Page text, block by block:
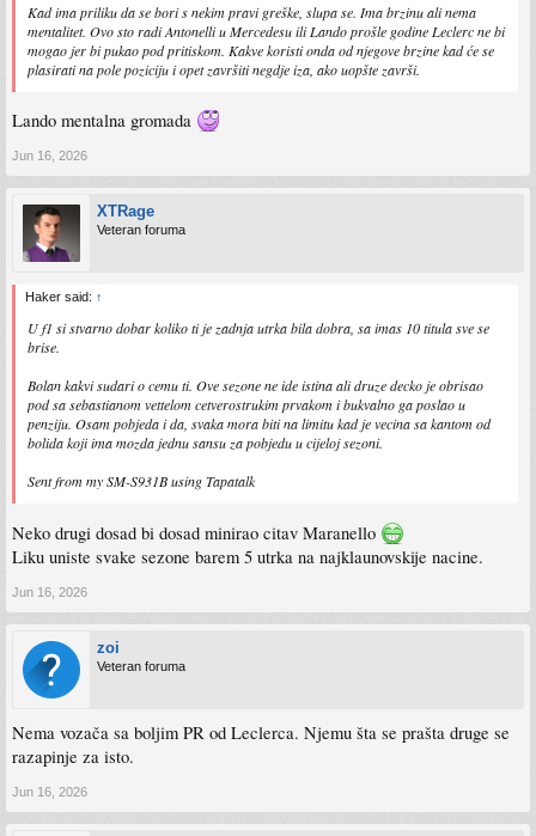
Kad ima priliku da se bori s nekim pravi greške, slupa se. Ima brzinu ali nema
mentalitet. Ovo sto radi Antonelli u Mercedesu ili Lando prošle godine Leclerc ne bi
mogao jer bi pukao pod pritiskom. Kakve koristi onda od njegove brzine kad će se
plasirati na pole poziciju i opet završiti negdje iza, ako uopšte završi.
Lando mentalna gromada
Jun 16, 2026
XTRage
Veteran foruma
Haker said: ↑
U f1 si stvarno dobar koliko ti je zadnja utrka bila dobra, sa imas 10 titula sve se
brise.
Bolan kakvi sudari o cemu ti. Ove sezone ne ide istina ali druze decko je obrisao
pod sa sebastianom vettelom cetverostrukim prvakom i bukvalno ga poslao u
penziju. Osam pobjeda i da, svaka mora biti na limitu kad je vecina sa kantom od
bolida koji ima mozda jednu sansu za pobjedu u cijeloj sezoni.
Sent from my SM-S931B using Tapatalk
Neko drugi dosad bi dosad minirao citav Maranello
Liku uniste svake sezone barem 5 utrka na najklaunovskije nacine.
Jun 16, 2026
zoi
Veteran foruma
Nema vozača sa boljim PR od Leclerca. Njemu šta se prašta druge se
razapinje za isto.
Jun 16, 2026